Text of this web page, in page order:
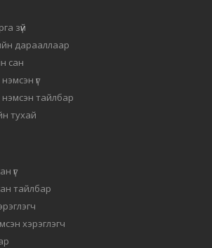
зүй
дарааллаар
сан
үг
тайлбар
тухай
үг
тайлбар
хэрэглэгч